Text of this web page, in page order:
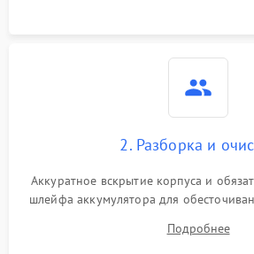
2. Разборка и
Аккуратное вскрытие корпуса и
шлейфа аккумулятора для
высохшей термопасты с
Подробнее